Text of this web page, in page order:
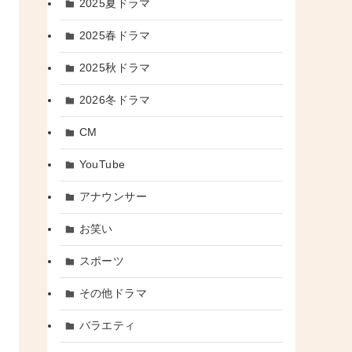
2025夏ドラマ
2025春ドラマ
2025秋ドラマ
2026冬ドラマ
CM
YouTube
アナウンサー
お笑い
スポーツ
その他ドラマ
バラエティ